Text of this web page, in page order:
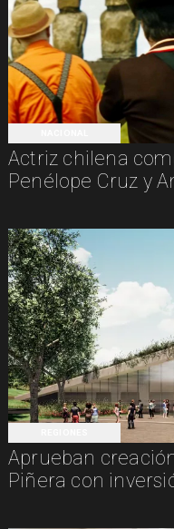
Actriz chilena
Penélope Cruz y
Aprueban
Piñera con